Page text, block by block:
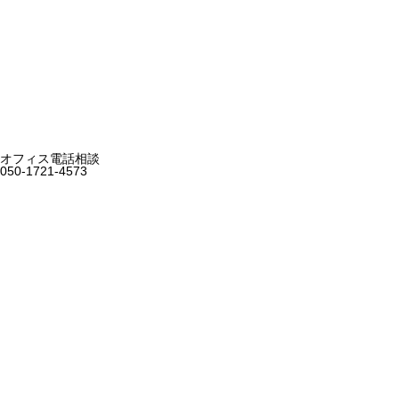
オフィス電話相談
050-1721-4573